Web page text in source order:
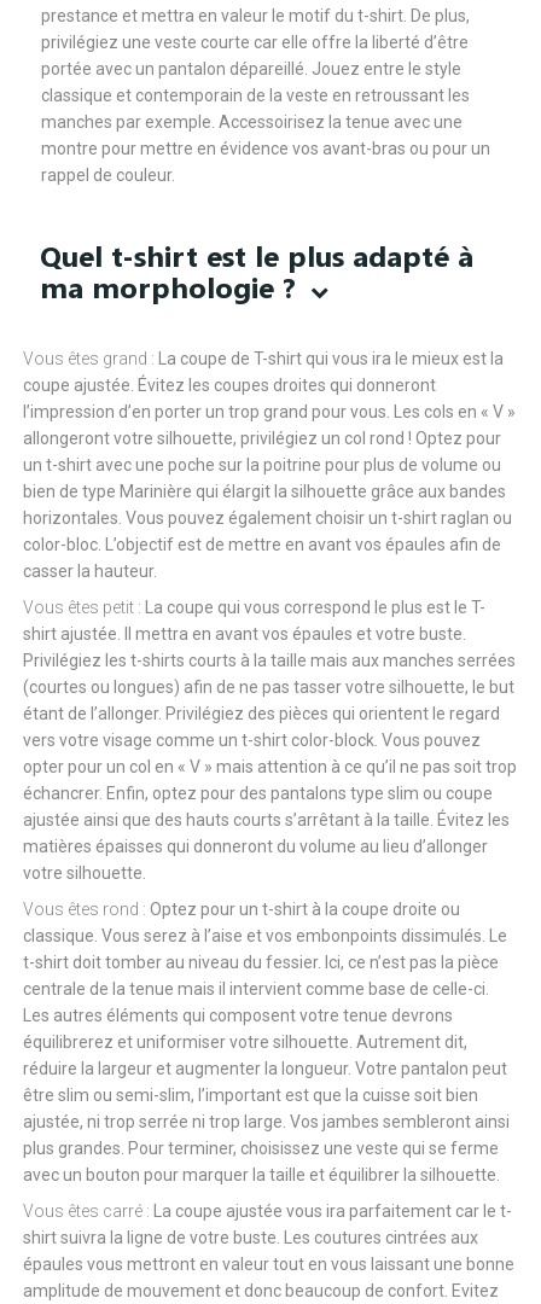
prestance et mettra en valeur le motif du t-shirt. De plus,
privilégiez une veste courte car elle offre la liberté d’être
portée avec un pantalon dépareillé. Jouez entre le style
classique et contemporain de la veste en retroussant les
manches par exemple. Accessoirisez la tenue avec une
montre pour mettre en évidence vos avant-bras ou pour un
rappel de couleur.
Quel t-shirt est le plus adapté à
ma morphologie ?
Vous êtes grand :
La coupe de T-shirt qui vous ira le mieux est la
coupe ajustée. Évitez les coupes droites qui donneront
l’impression d’en porter un trop grand pour vous. Les cols en « V »
allongeront votre silhouette, privilégiez un col rond ! Optez pour
un t-shirt avec une poche sur la poitrine pour plus de volume ou
bien de type Marinière qui élargit la silhouette grâce aux bandes
horizontales. Vous pouvez également choisir un t-shirt raglan ou
color-bloc. L’objectif est de mettre en avant vos épaules afin de
casser la hauteur.
Vous êtes petit :
La coupe qui vous correspond le plus est le T-
shirt ajustée. Il mettra en avant vos épaules et votre buste.
Privilégiez les t-shirts courts à la taille mais aux manches serrées
(courtes ou longues) afin de ne pas tasser votre silhouette, le but
étant de l’allonger. Privilégiez des pièces qui orientent le regard
vers votre visage comme un t-shirt color-block. Vous pouvez
opter pour un col en « V » mais attention à ce qu’il ne pas soit trop
échancrer. Enfin, optez pour des pantalons type slim ou coupe
ajustée ainsi que des hauts courts s’arrêtant à la taille. Évitez les
matières épaisses qui donneront du volume au lieu d’allonger
votre silhouette.
Vous êtes rond : Optez pour un t-shirt à la coupe droite ou
classique. Vous serez à l’aise et vos embonpoints dissimulés. Le
t-shirt doit tomber au niveau du fessier. Ici, ce n’est pas la pièce
centrale de la tenue mais il intervient comme base de celle-ci.
Les autres éléments qui composent votre tenue devrons
équilibrerez et uniformiser votre silhouette. Autrement dit,
réduire la largeur et augmenter la longueur. Votre pantalon peut
être slim ou semi-slim, l’important est que la cuisse soit bien
ajustée, ni trop serrée ni trop large. Vos jambes sembleront ainsi
plus grandes. Pour terminer, choisissez une veste qui se ferme
avec un bouton pour marquer la taille et équilibrer la silhouette.
Vous êtes carré :
La coupe ajustée vous ira parfaitement car le t-
shirt suivra la ligne de votre buste. Les coutures cintrées aux
épaules vous mettront en valeur tout en vous laissant une bonne
amplitude de mouvement et donc beaucoup de confort. Evitez